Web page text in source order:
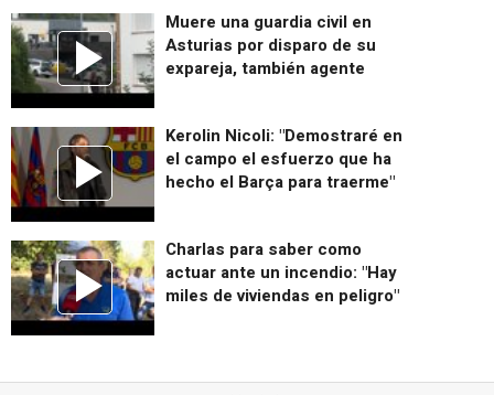
Muere una guardia civil en
Asturias por disparo de su
expareja, también agente
Kerolin Nicoli: "Demostraré en
el campo el esfuerzo que ha
hecho el Barça para traerme"
Charlas para saber como
actuar ante un incendio: "Hay
miles de viviendas en peligro"